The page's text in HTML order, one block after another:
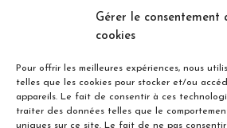
Gérer le consentement
cookies
Pour offrir les meilleures expériences, nous
telles que les cookies pour stocker et/ou
appareils. Le fait de consentir à ces
traiter des données telles que le
uniques sur ce site. Le fait de ne pas
514
Concorde Est, Laval, Québec